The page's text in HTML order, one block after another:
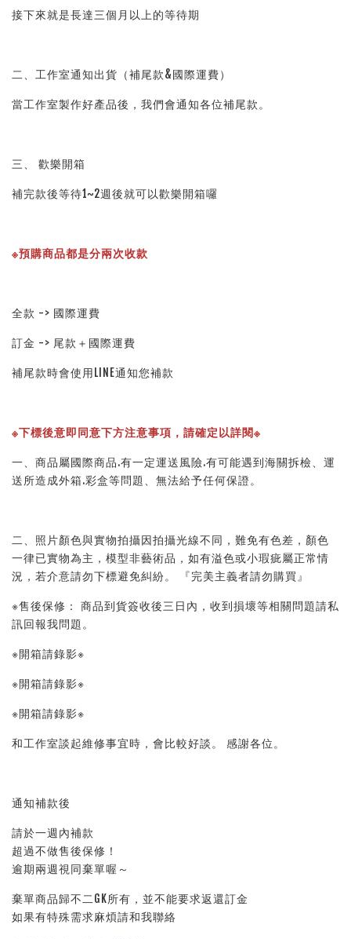
接下來就是長達三個月以上的等待期
二、工作室通知出貨（補尾款&國際運費）
當工作室製作好產品後，我們會通知各位補尾款。
三、 歡樂開箱
補完款後等待1~2週後就可以歡樂開箱囉
※預購商品都是分兩次收款
全款 -> 國際運費
訂金 -> 尾款＋國際運費
補尾款時會使用LINE通知您補款
※下標後意即同意下方注意事項，請確定以詳閱※
一、商品屬國際商品.有一定運送風險.有可能遇到海關拆檢、運
送所造成外箱.彩盒等問題、無法給予任何保證。
二、照片顏色與實物拍攝因拍攝光線不同，難免有色差，顏色
一律已實物為主，模型非藝術品，如有溢色或小瑕疵屬正常情
況，若介意請勿下標避免糾紛。 『完美主義者請勿購買』
※售後保修： 商品到貨簽收後三日內，收到損壞等相關問題請私
訊回報我問題。
※開箱請錄影※
※開箱請錄影※
※開箱請錄影※
和工作室談起維修事宜時，會比較好談。 感謝各位。
通知補款後
請於一週內補款
超過不做售後保修！
逾期兩週視同棄單喔～
棄單商品歸不二GK所有，並不能要求返還訂金
如果有特殊需求麻煩請和我聯絡